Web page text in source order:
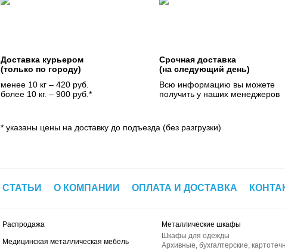
Доставка курьером
(только по городу)
менее 10 кг – 420 руб.
более 10 кг. – 900 руб.*
Срочная доставка
(на следующий день)
Всю информацию вы можете
получить у наших менеджеров
* указаны цены на доставку до подъезда (без разгрузки)
СТАТЬИ О КОМПАНИИ ОПЛАТА И ДОСТАВКА
Распродажа
Медицинская металлическая мебель
Металлические шкафы
Шкафы для одежды
Архивные, бухгалтерские,